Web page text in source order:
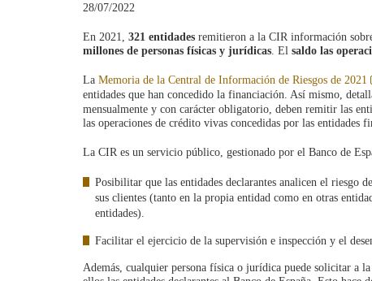
28/07/2022
En 2021, 321 entidades remitieron a la CIR información
millones de personas físicas y jurídicas. El saldo las
La Memoria de la Central de Información de Riesgos de 2021
entidades que han concedido la financiación. Así mismo,
mensualmente y con carácter obligatorio, deben remitir las
las operaciones de crédito vivas concedidas por las entidades
La CIR es un servicio público, gestionado por el Banco de
Posibilitar que las entidades declarantes analicen el riesgo
sus clientes (tanto en la propia entidad como en otras
entidades).
Facilitar el ejercicio de la supervisión e inspección y el
Además, cualquier persona física o jurídica puede solicitar a